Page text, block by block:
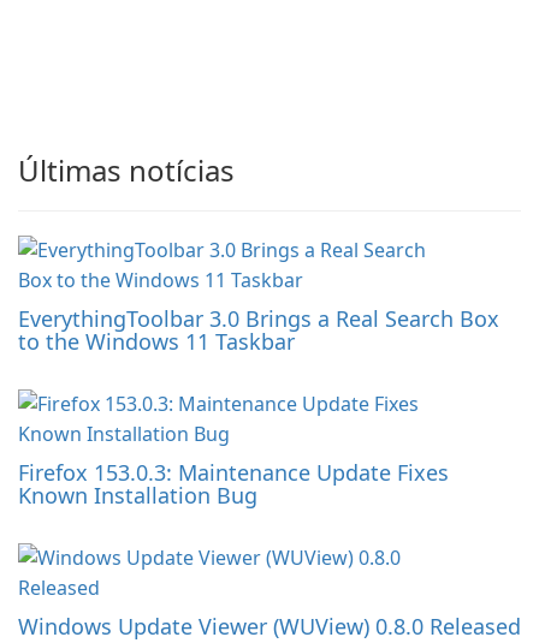
Últimas notícias
EverythingToolbar 3.0 Brings a Real Search Box
to the Windows 11 Taskbar
Firefox 153.0.3: Maintenance Update Fixes
Known Installation Bug
Windows Update Viewer (WUView) 0.8.0 Released